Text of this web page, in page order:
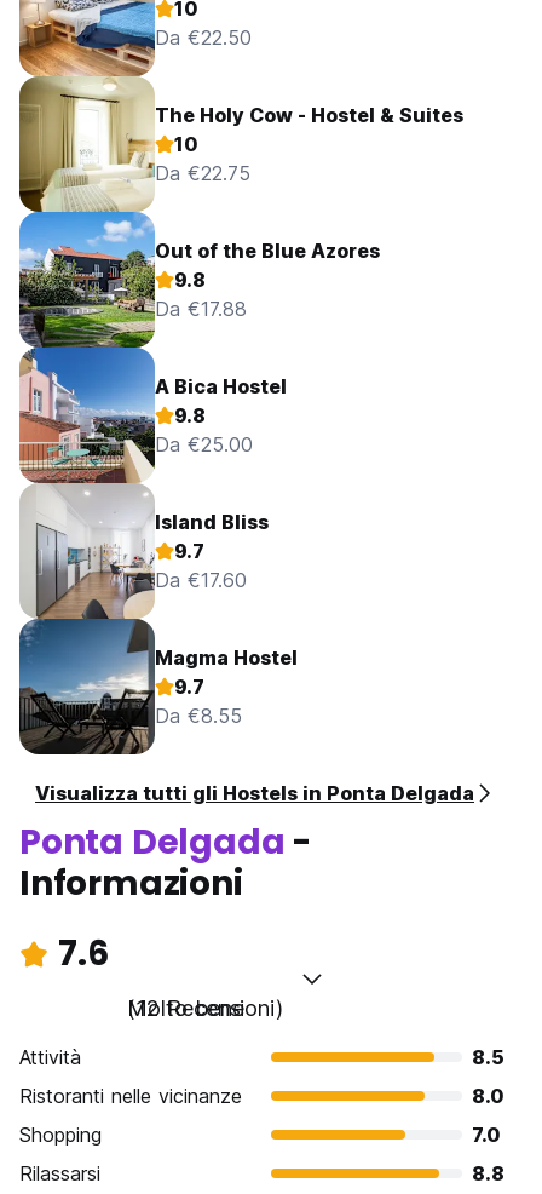
10
Da €22.50
The Holy Cow - Hostel & Suites
10
Da €22.75
Out of the Blue Azores
9.8
Da €17.88
A Bica Hostel
9.8
Da €25.00
Island Bliss
9.7
Da €17.60
Magma Hostel
9.7
Da €8.55
Visualizza tutti gli Hostels in Ponta Delgada
Ponta Delgada -
Informazioni
7.6
Molto bene
(12 Recensioni)
Attività
8.5
Ristoranti nelle vicinanze
8.0
Shopping
7.0
Rilassarsi
8.8